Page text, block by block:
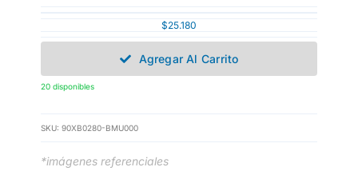
$25.180
Agregar Al Carrito
20 disponibles
SKU: 90XB0280-BMU000
*imágenes referenciales